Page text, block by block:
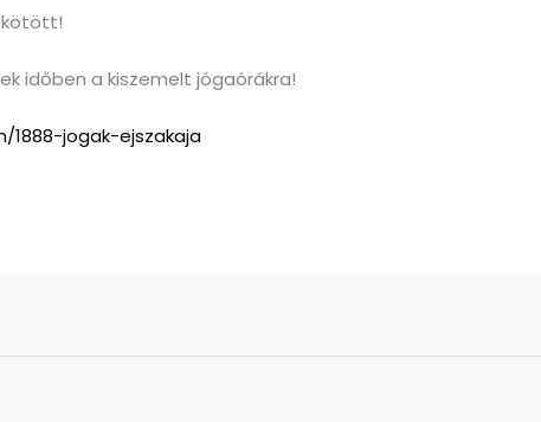
kötött!
időben a kiszemelt jógaórákra!
jogak-ejszakaja